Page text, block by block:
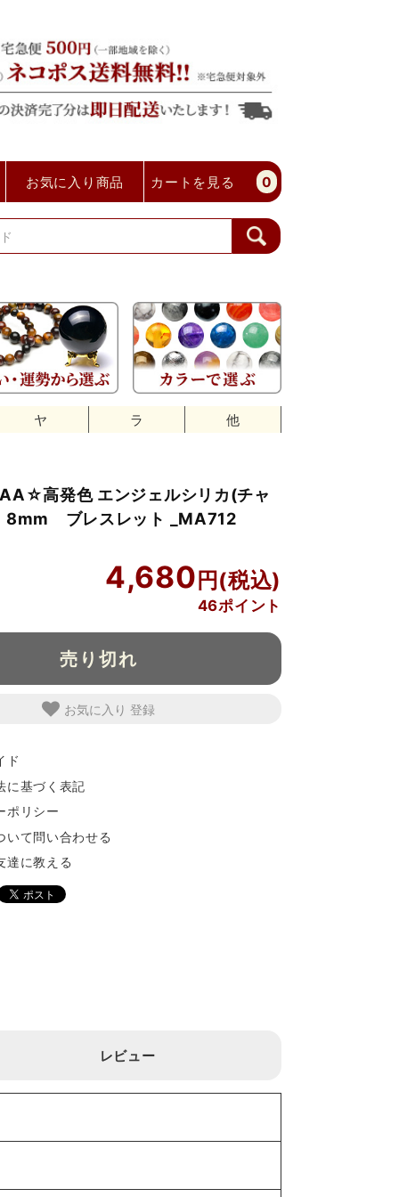
お気に入り商品 カートを見る 0
ヤ ラ 他
AA☆高発色 エンジェルシリカ(チャ
ブレスレット _MA712
4,680
46ポイント
売り切れ
お気に入り
ド
に基づく表記
ポリシー
いて問い合わせる
達に教える
レビュー